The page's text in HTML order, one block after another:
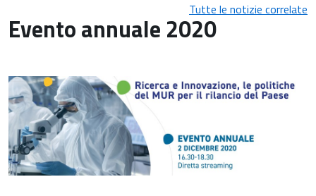
Tutte le notizie correlate
Evento annuale 2020